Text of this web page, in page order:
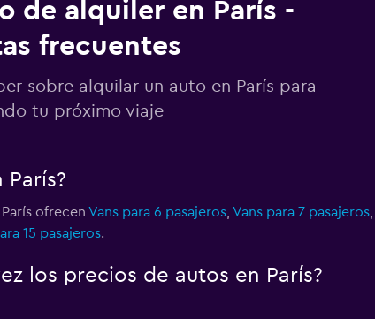
de alquiler en París -
frecuentes
sobre alquilar un auto en París para
tu próximo viaje
ofrecen Vans para 6 pasajeros, Vans para 7 pasajeros,
15 pasajeros.
los precios de autos en París?